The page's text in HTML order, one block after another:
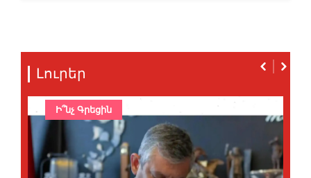
Լուրեր
Ի՞նչ Գրեցին